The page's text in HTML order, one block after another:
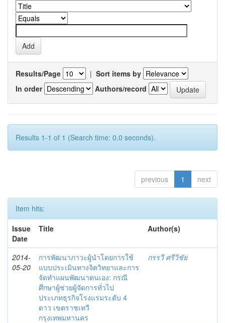
Results/Page | Sort items by
In order
Authors/record
Results 1-1 of 1 (Search time: 0.0 seconds).
previous 1 next
Item hits:
Issue
Date
Title Author(s)
2014-
05-20
การพัฒนาภาวะผู้นำโดยการใช้
แบบประเมินทางจิตวิทยาและการ
จัดทำแผนพัฒนาตนเอง: กรณี
ศึกษาผู้ช่วยผู้จัดการทั่วไป
ประเภทธุรกิจโรงแรมระดับ 4
ดาว เขตราชเทวี
กรุงเทพมหานคร
กรรวี ศรีวิชัย